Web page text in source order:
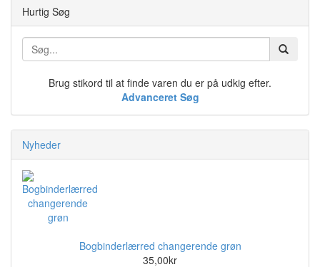
Hurtig Søg
Brug stikord til at finde varen du er på udkig efter.
Advanceret Søg
Nyheder
Bogbinderlærred changerende grøn
35,00kr